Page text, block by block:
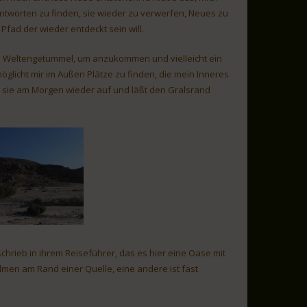
zu finden, sie wieder zu verwerfen, Neues zu
der wieder entdeckt sein will.
um anzukommen und vielleicht ein
mir im Außen Plätze zu finden, die mein Inneres
am Morgen wieder auf und läßt den Gralsrand
in ihrem Reiseführer, das es hier eine Oase mit
am Rand einer Quelle, eine andere ist fast